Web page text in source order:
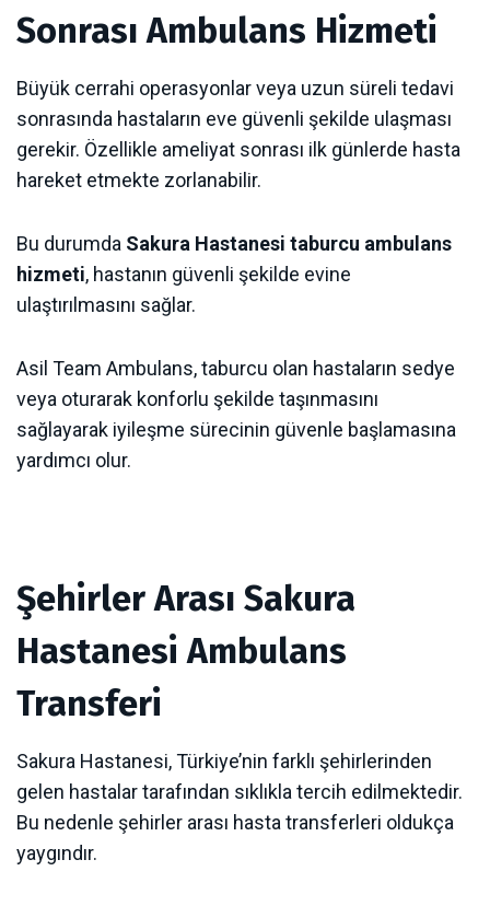
Sonrası Ambulans Hizmeti
Büyük cerrahi operasyonlar veya uzun süreli tedavi
sonrasında hastaların eve güvenli şekilde ulaşması
gerekir. Özellikle ameliyat sonrası ilk günlerde hasta
hareket etmekte zorlanabilir.
Bu durumda Sakura Hastanesi taburcu ambulans
hizmeti, hastanın güvenli şekilde evine
ulaştırılmasını sağlar.
Asil Team Ambulans, taburcu olan hastaların sedye
veya oturarak konforlu şekilde taşınmasını
sağlayarak iyileşme sürecinin güvenle başlamasına
yardımcı olur.
Şehirler Arası Sakura
Hastanesi Ambulans
Transferi
Sakura Hastanesi, Türkiye’nin farklı şehirlerinden
gelen hastalar tarafından sıklıkla tercih edilmektedir.
Bu nedenle şehirler arası hasta transferleri oldukça
yaygındır.